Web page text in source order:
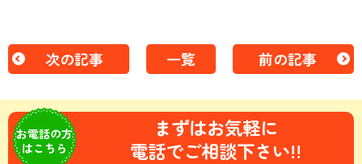
次の記事 一覧 前の記事
お電話の方
はこちら
まずはお気軽に
電話でご相談下さい!!